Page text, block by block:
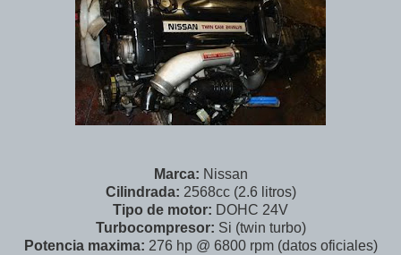
Marca: Nissan
Cilindrada: 2568cc (2.6 litros)
Tipo de motor: DOHC 24V
Turbocompresor: Si (twin turbo)
Potencia maxima: 276 hp @ 6800 rpm (datos oficiales)